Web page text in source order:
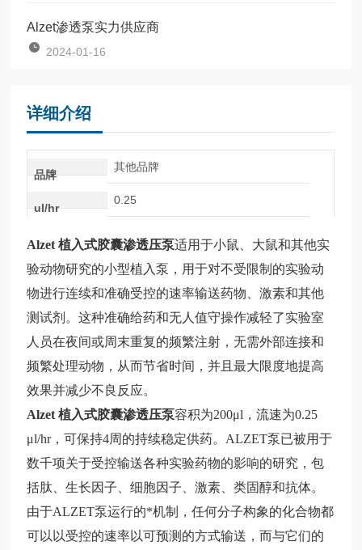
Alzet渗透泵实力供应商
2024-01-16
详细介绍
品牌
其他品牌
ul/hr
0.25
Alzet 植入式胶囊渗透压泵适用于小鼠、大鼠和其他实
验动物研究的小型植入泵，用于对不受限制的实验动
物进行连续和准确受控的速率输送药物、激素和其他
测试剂。这种准确给药和无人值守操作减轻了实验室
人员在夜间或周末重复的频繁注射，无需外部连接和
频繁处理动物，从而节省时间，并且最大限度地提高
效果并减少不良反应。
Alzet 植入式胶囊渗透压泵容积为200μl，流速为0.25
μl/hr，可保持4周的持续稳定供药。ALZET泵已被用于
数千项关于受控输送各种实验药物的影响的研究，包
括肽、生长因子、细胞因子、激素、类固醇和抗体。
由于ALZET泵运行的*机制，任何分子构象的化合物都
可以以受控的速率以可预测的方式输送，而与它们的